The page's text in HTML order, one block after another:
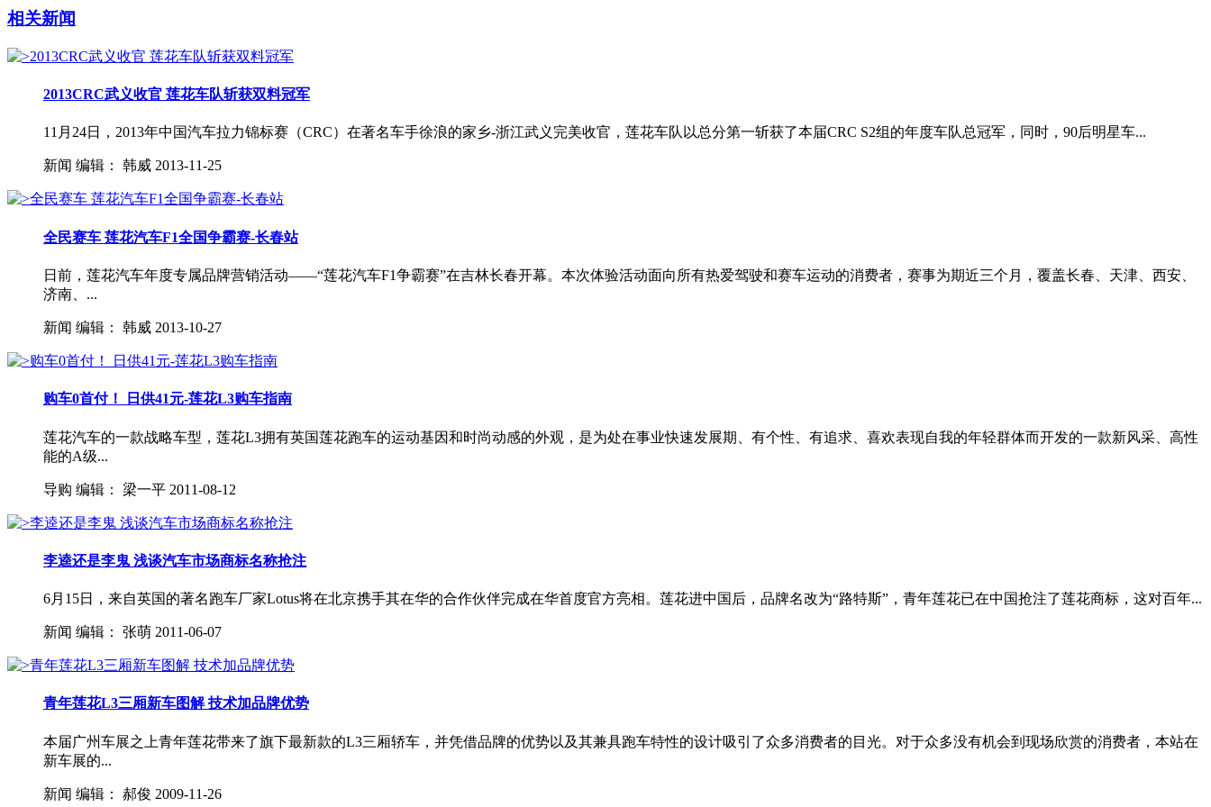
相关新闻
2013CRC武义收官 莲花车队斩获双料冠军
11月24日，2013年中国汽车拉力锦标赛（CRC）在著名车手徐浪的家乡-浙江武义完美收官，莲花车队以总分第一斩获了本届CRC S2组的年度车队总冠军，同时，90后明星车...
新闻 编辑： 韩威 2013-11-25
全民赛车 莲花汽车F1全国争霸赛-长春站
日前，莲花汽车年度专属品牌营销活动——“莲花汽车F1争霸赛”在吉林长春开幕。本次体验活动面向所有热爱驾驶和赛车运动的消费者，赛事为期近三个月，覆盖长春、天津、西安、
济南、...
新闻 编辑： 韩威 2013-10-27
购车0首付！ 日供41元-莲花L3购车指南
莲花汽车的一款战略车型，莲花L3拥有英国莲花跑车的运动基因和时尚动感的外观，是为处在事业快速发展期、有个性、有追求、喜欢表现自我的年轻群体而开发的一款新风采、高性
能的A级...
导购 编辑： 梁一平 2011-08-12
李逵还是李鬼 浅谈汽车市场商标名称抢注
6月15日，来自英国的著名跑车厂家Lotus将在北京携手其在华的合作伙伴完成在华首度官方亮相。莲花进中国后，品牌名改为“路特斯”，青年莲花已在中国抢注了莲花商标，这对百年...
新闻 编辑： 张萌 2011-06-07
青年莲花L3三厢新车图解 技术加品牌优势
本届广州车展之上青年莲花带来了旗下最新款的L3三厢轿车，并凭借品牌的优势以及其兼具跑车特性的设计吸引了众多消费者的目光。对于众多没有机会到现场欣赏的消费者，本站在
新车展的...
新闻 编辑： 郝俊 2009-11-26